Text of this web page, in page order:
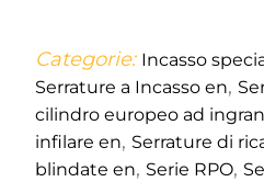
Categorie: Incasso
Serrature a Incasso en,
cilindro europeo ad
infilare en, Serrature di
blindate en, Serie RPO,